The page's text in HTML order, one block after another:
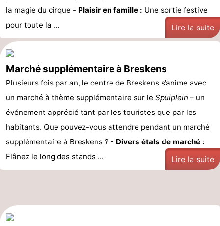
la magie du cirque - Plaisir en famille : Une sortie festive
pour toute la ...
Lire la suite
Marché supplémentaire à Breskens
Plusieurs fois par an, le centre de Breskens s’anime avec
un marché à thème supplémentaire sur le Spuiplein – un
événement apprécié tant par les touristes que par les
habitants. Que pouvez-vous attendre pendant un marché
supplémentaire à Breskens ? - Divers étals de marché :
Flânez le long des stands ...
Lire la suite